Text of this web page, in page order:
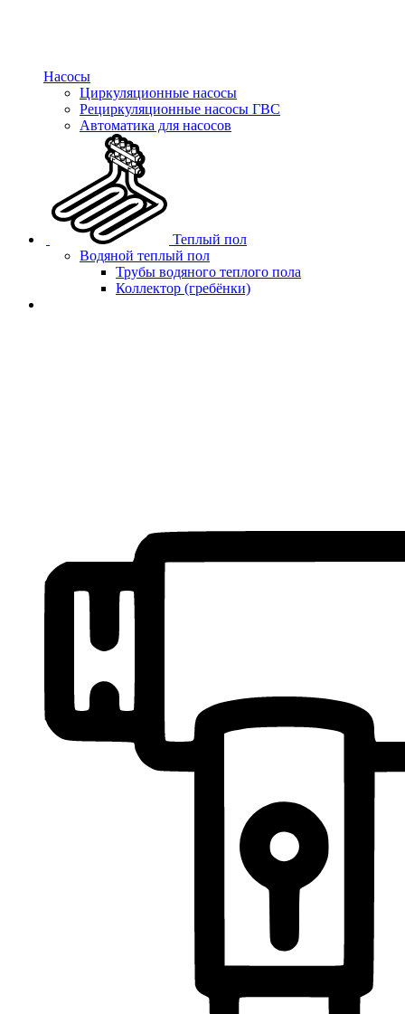
Насосы
Циркуляционные насосы
Рециркуляционные насосы ГВС
Автоматика для насосов
Теплый пол
Водяной теплый пол
Трубы водяного теплого пола
Коллектор (гребёнки)